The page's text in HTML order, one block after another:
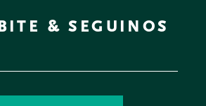
& SEGUINOS